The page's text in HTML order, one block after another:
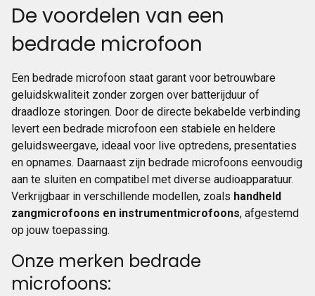
De voordelen van een
bedrade microfoon
Een bedrade microfoon staat garant voor betrouwbare
geluidskwaliteit zonder zorgen over batterijduur of
draadloze storingen. Door de directe bekabelde verbinding
levert een bedrade microfoon een stabiele en heldere
geluidsweergave, ideaal voor live optredens, presentaties
en opnames. Daarnaast zijn bedrade microfoons eenvoudig
aan te sluiten en compatibel met diverse audioapparatuur.
Verkrijgbaar in verschillende modellen, zoals handheld
zangmicrofoons en instrumentmicrofoons, afgestemd
op jouw toepassing.
Onze merken bedrade
microfoons: